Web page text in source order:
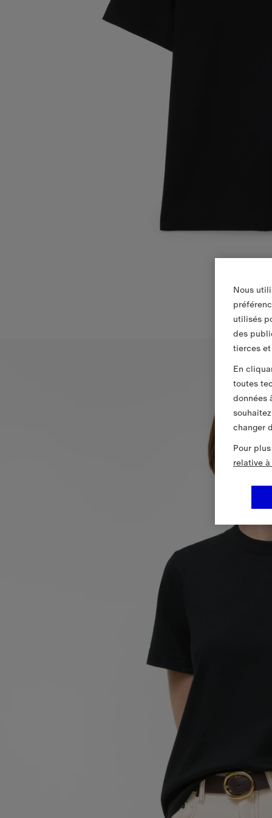
Nous
utilisés
des
tierces
En
toutes
données
changer
Pour
relative